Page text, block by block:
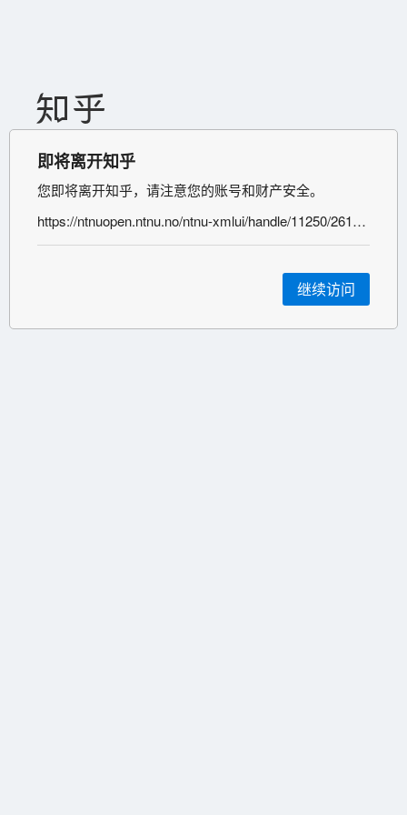
即将离开知乎
您即将离开知乎，请注意您的账号和财产安全。
https://ntnuopen.ntnu.no/ntnu-xmlui/handle/11250/261770?show=full
继续访问